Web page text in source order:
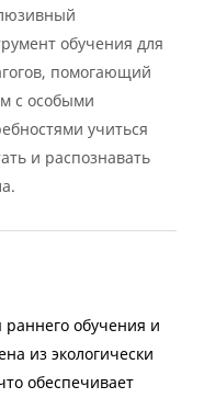
обучения для
помогающий
с особыми
учиться
и распознавать
раннего обучения и
​​из экологически
обеспечивает